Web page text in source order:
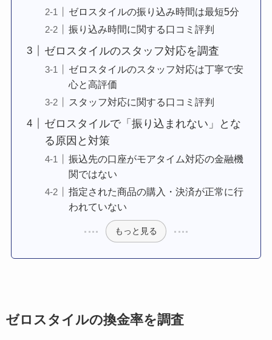
ゼロスタイルの振り込み時間は最短5分
振り込み時間に関する口コミ評判
ゼロスタイルのスタッフ対応を調査
ゼロスタイルのスタッフ対応は丁寧で安
心と高評価
スタッフ対応に関する口コミ評判
ゼロスタイルで「振り込まれない」とな
る原因と対策
振込先の口座がモアタイム対応の金融機
関ではない
指定された商品の購入・決済が正常に行
われていない
もっと見る
ゼロスタイルの換金率を調査